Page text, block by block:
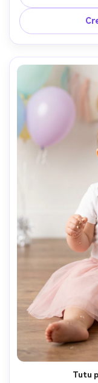
encuadre de tres
textura
apagada,
Tutu